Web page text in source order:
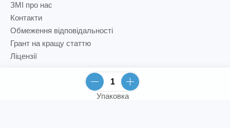
Упаковка
ЗМІ про нас
Контакти
Обмеження відповідальності
Грант на кращу статтю
Ліцензії